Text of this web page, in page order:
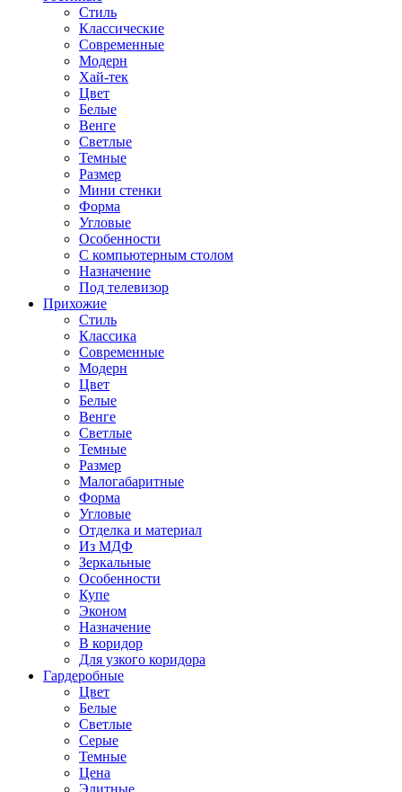
Стиль
Классические
Современные
Модерн
Хай-тек
Цвет
Белые
Венге
Светлые
Темные
Размер
Мини стенки
Форма
Угловые
Особенности
С компьютерным столом
Назначение
Под телевизор
Прихожие
Стиль
Классика
Современные
Модерн
Цвет
Белые
Венге
Светлые
Темные
Размер
Малогабаритные
Форма
Угловые
Отделка и материал
Из МДФ
Зеркальные
Особенности
Купе
Эконом
Назначение
В коридор
Для узкого коридора
Гардеробные
Цвет
Белые
Светлые
Серые
Темные
Цена
Элитные